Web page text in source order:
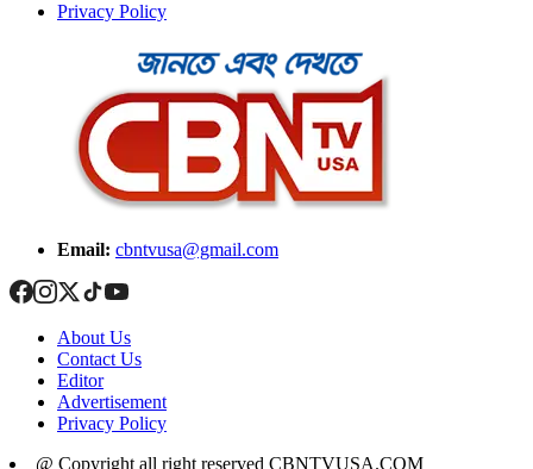
Privacy Policy
Email: cbntvusa@gmail.com
About Us
Contact Us
Editor
Advertisement
Privacy Policy
@ Copyright all right reserved CBNTVUSA.COM